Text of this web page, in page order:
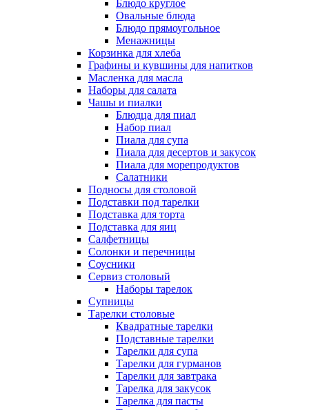
Блюдо круглое
Овальные блюда
Блюдо прямоугольное
Менажницы
Корзинка для хлеба
Графины и кувшины для напитков
Масленка для масла
Наборы для салата
Чашы и пиалки
Блюдца для пиал
Набор пиал
Пиала для супа
Пиала для десертов и закусок
Пиала для морепродуктов
Салатники
Подносы для столовой
Подставки под тарелки
Подставка для торта
Подставка для яиц
Салфетницы
Солонки и перечницы
Соусники
Сервиз столовый
Наборы тарелок
Супницы
Тарелки столовые
Квадратные тарелки
Подставные тарелки
Тарелки для супа
Тарелки для гурманов
Тарелки для завтрака
Тарелка для закусок
Тарелка для пасты